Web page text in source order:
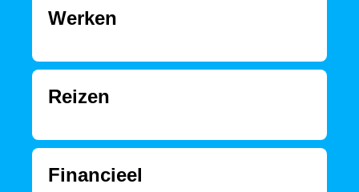
Werken
Reizen
Financieel